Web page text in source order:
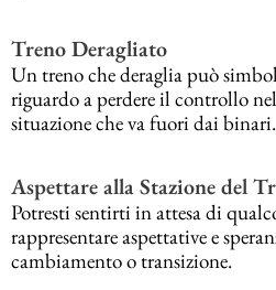
Treno Deragliato
Un treno che deraglia può
riguardo a perdere il controllo
situazione che va fuori dai binari.
Aspettare alla Stazione del
Potresti sentirti in attesa di
rappresentare aspettative e
cambiamento o transizione.